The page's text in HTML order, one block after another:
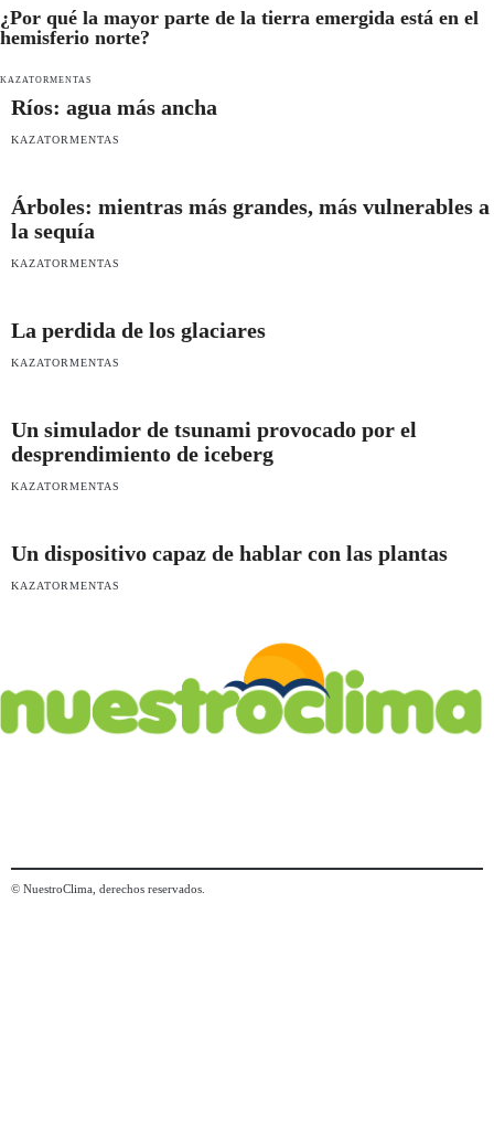
¿Por qué la mayor parte de la tierra emergida está en el
hemisferio norte?
KAZATORMENTAS
Ríos: agua más ancha
KAZATORMENTAS
Árboles: mientras más grandes, más vulnerables a
la sequía
KAZATORMENTAS
La perdida de los glaciares
KAZATORMENTAS
Un simulador de tsunami provocado por el
desprendimiento de iceberg
KAZATORMENTAS
Un dispositivo capaz de hablar con las plantas
KAZATORMENTAS
© NuestroClima, derechos reservados.